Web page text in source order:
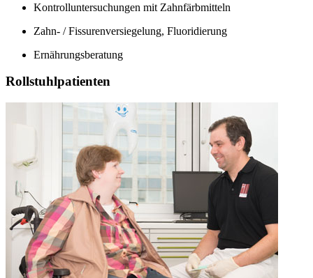
Kontrolluntersuchungen mit Zahnfärbmitteln
Zahn- / Fissurenversiegelung, Fluoridierung
Ernährungsberatung
Rollstuhlpatienten